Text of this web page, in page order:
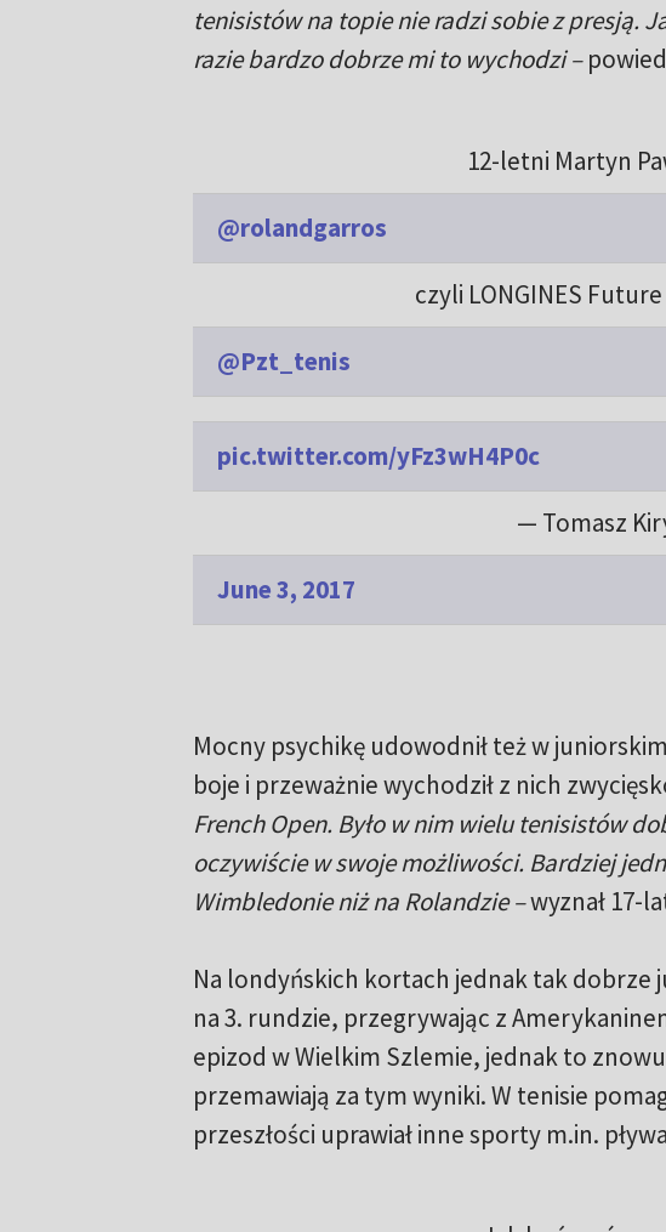
tenisistów na topie nie radzi sobie z presją.
razie bardzo dobrze mi to wychodzi –
12-letni Martyn
@rolandgarros
czyli LONGINES
@Pzt_tenis
pic.twitter.com/yFz3wH4P0c
— Tomasz
June 3, 2017
Mocny psychikę udowodnił też w
boje i przeważnie wychodził z nich
French Open. Było w nim wielu tenisistów
oczywiście w swoje możliwości. Bardziej
Wimbledonie niż na Rolandzie –wyznał 17-
Na londyńskich kortach jednak tak dobrze
na 3. rundzie, przegrywając z
epizod w Wielkim Szlemie, jednak to
przemawiają za tym wyniki. W tenisie
przeszłości uprawiał inne sporty m.in.